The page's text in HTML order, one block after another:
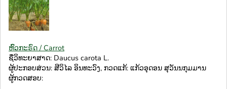
ຫົົວກະຣົດ / Carrot
ຊື່ວິທະຍາສາດ: Daucus carota L.
ຜູ້ປະກອບສ່ວນ: ສີວິໄລ ອິນທະວົງ, ກວດແກ້: ແກ້ວອຸດອນ ສຸວັນນກຸມມານ
ຜູ້ກວດສອບ: